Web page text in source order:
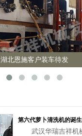
湖北恩施客户装车待发
第六代萝卜清洗机的诞生
武汉华瑞吉祥机